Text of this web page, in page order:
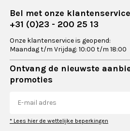
Bel met onze klantenservice
+31 (0)23 - 200 25 13
Onze klantenservice is geopend:
Maandag t/m Vrijdag: 10:00 t/m 18:00
Ontvang de nieuwste
promoties
* Lees hier de wettelijke beperkingen